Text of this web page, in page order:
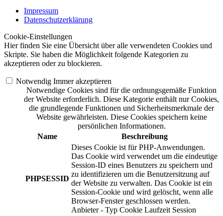
Impressum
Datenschutzerklärung
Cookie-Einstellungen
Hier finden Sie eine Übersicht über alle verwendeten Cookies und
Skripte. Sie haben die Möglichkeit folgende Kategorien zu
akzeptieren oder zu blockieren.
Notwendig Immer akzeptieren
Notwendige Cookies sind für die ordnungsgemäße Funktion
der Website erforderlich. Diese Kategorie enthält nur Cookies,
die grundlegende Funktionen und Sicherheitsmerkmale der
Website gewährleisten. Diese Cookies speichern keine
persönlichen Informationen.
Name
Beschreibung
PHPSESSID
Dieses Cookie ist für PHP-Anwendungen.
Das Cookie wird verwendet um die eindeutige
Session-ID eines Benutzers zu speichern und
zu identifizieren um die Benutzersitzung auf
der Website zu verwalten. Das Cookie ist ein
Session-Cookie und wird gelöscht, wenn alle
Browser-Fenster geschlossen werden.
Anbieter - Typ Cookie Laufzeit Session